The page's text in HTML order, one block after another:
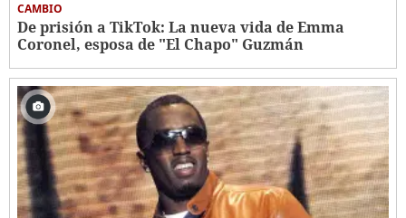
CAMBIO
De prisión a TikTok: La nueva vida de Emma
Coronel, esposa de "El Chapo" Guzmán